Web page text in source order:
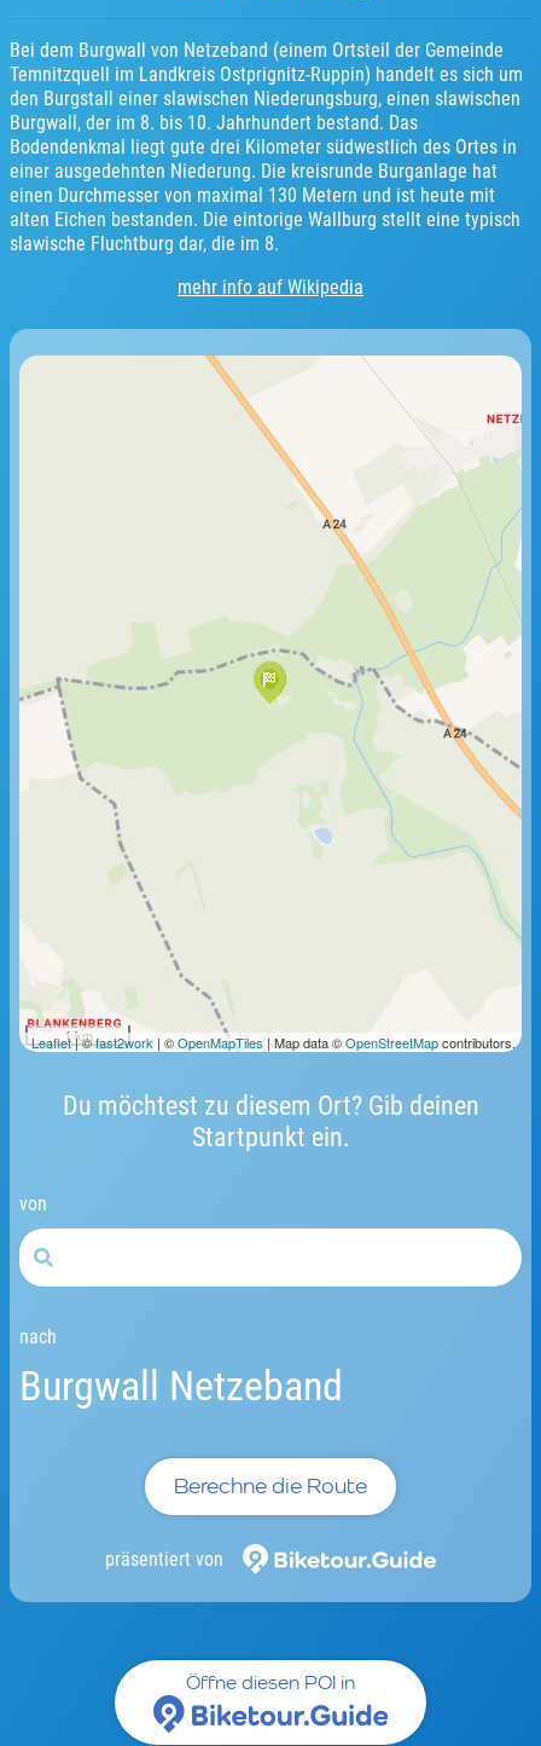
Bei dem Burgwall von Netzeband (einem Ortsteil der Gemeinde
Temnitzquell im Landkreis Ostprignitz-Ruppin) handelt es sich um
den Burgstall einer slawischen Niederungsburg, einen slawischen
Burgwall, der im 8. bis 10. Jahrhundert bestand. Das
Bodendenkmal liegt gute drei Kilometer südwestlich des Ortes in
einer ausgedehnten Niederung. Die kreisrunde Burganlage hat
einen Durchmesser von maximal 130 Metern und ist heute mit
alten Eichen bestanden. Die eintorige Wallburg stellt eine typisch
slawische Fluchtburg dar, die im 8.
mehr info auf Wikipedia
Du möchtest zu diesem Ort? Gib deinen
Startpunkt ein.
von
nach
Burgwall Netzeband
Berechne die Route
präsentiert von
1 km
Leaflet| ©fast2work | ©OpenMapTiles | Map data ©OpenStreetMapcontributors.
Öffne diesen POI in